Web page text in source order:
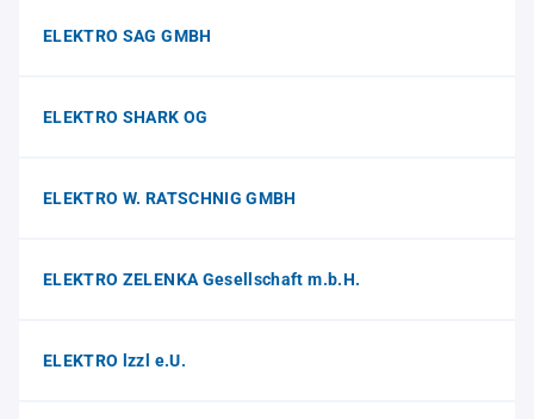
ELEKTRO SAG GMBH
ELEKTRO SHARK OG
ELEKTRO W. RATSCHNIG GMBH
ELEKTRO ZELENKA Gesellschaft m.b.H.
ELEKTRO lzzl e.U.